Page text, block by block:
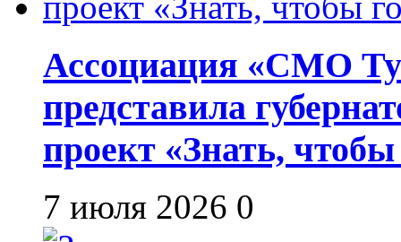
Ассоциация «СМО
представила
проект «Знать,
7 июля 2026 0